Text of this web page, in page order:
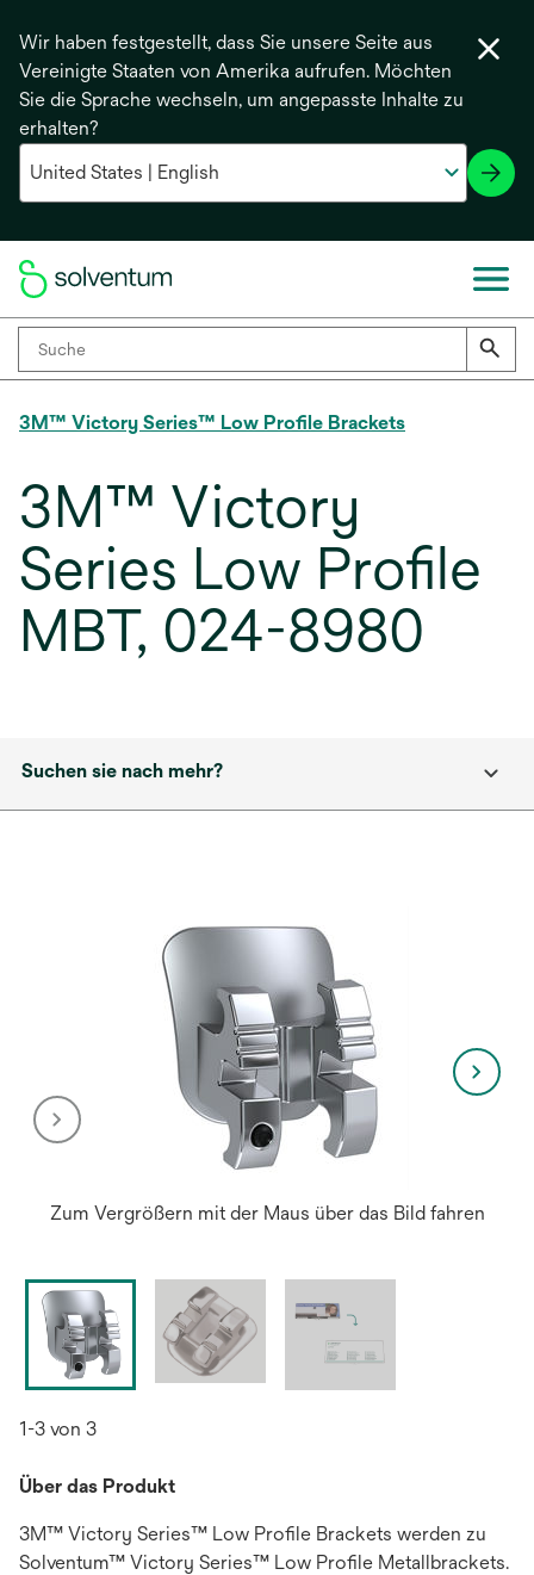
Wir haben festgestellt, dass Sie unsere Seite aus
Vereinigte Staaten von Amerika aufrufen. Möchten
Sie die Sprache wechseln, um angepasste Inhalte zu
erhalten?
3M™ Victory Series™ Low Profile Brackets
3M™ Victory
Series Low Profile
MBT, 024-8980
Suchen sie nach mehr?
Zum Vergrößern mit der Maus über das Bild fahren
1-3 von 3
Über das Produkt
3M™ Victory Series™ Low Profile Brackets werden zu
Solventum™ Victory Series™ Low Profile Metallbrackets.